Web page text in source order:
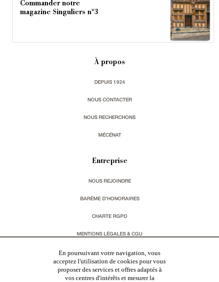
Commander notre
magazine Singuliers n°3
À propos
DEPUIS 1924
NOUS CONTACTER
NOUS RECHERCHONS
MÉCÉNAT
Entreprise
NOUS REJOINDRE
BARÈME D'HONORAIRES
CHARTE RGPD
MENTIONS LÉGALES & CGU
Vous souhaitez recevoir nos lettres d'information ?
En poursuivant votre navigation, vous
acceptez l'utilisation de cookies pour vous
proposer des services et offres adaptés à
vos centres d'intérêts et mesurer la